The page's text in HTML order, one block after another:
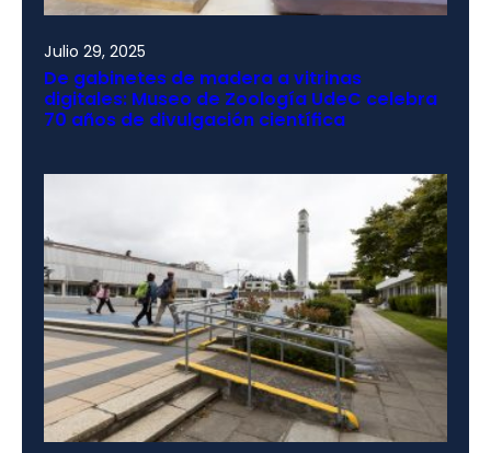
Julio 29, 2025
De gabinetes de madera a vitrinas
digitales: Museo de Zoología UdeC celebra
70 años de divulgación científica